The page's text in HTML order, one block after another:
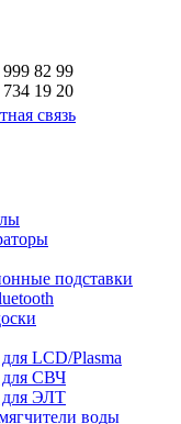
82 99
19 20
связь
подставки
LCD/Plasma
СВЧ
ЭЛТ
воды